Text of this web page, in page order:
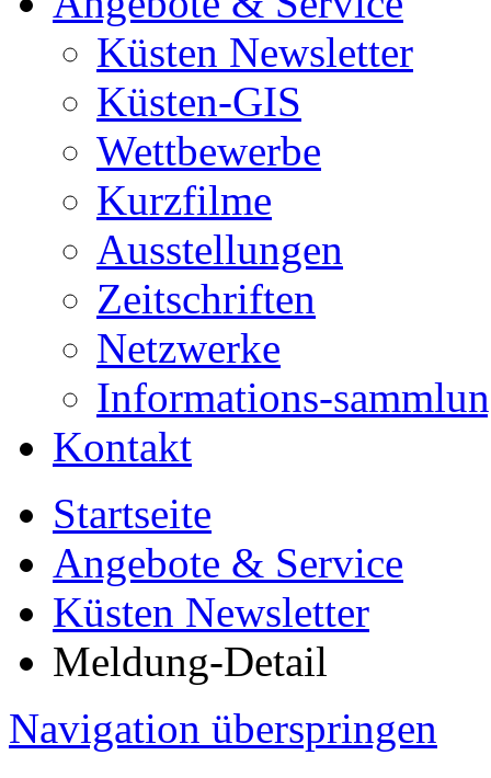
Küsten Newsletter
Küsten-GIS
Wettbewerbe
Kurzfilme
Ausstellungen
Zeitschriften
Netzwerke
Informations-
Kontakt
Startseite
Angebote & Service
Küsten Newsletter
Meldung-Detail
Navigation überspringen